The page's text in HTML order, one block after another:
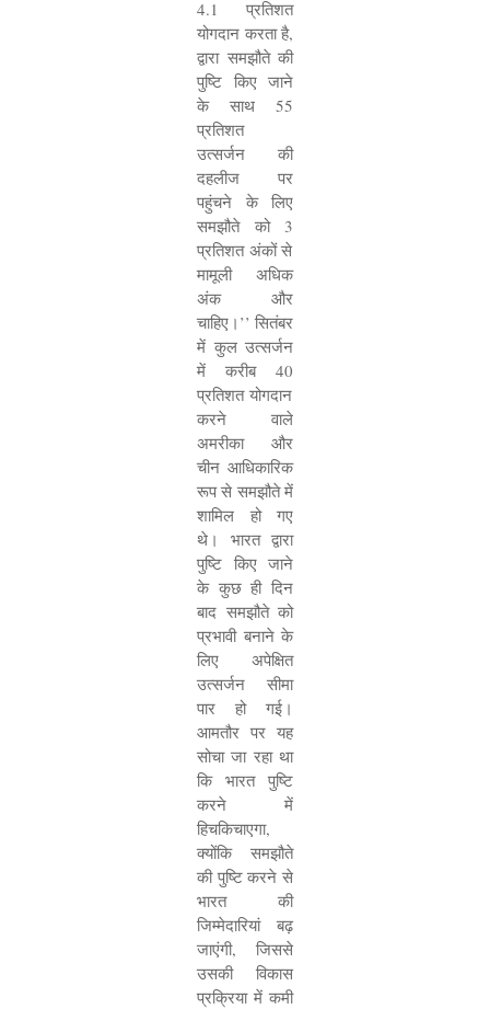
4.1 प्रतिशत
योगदान करता है,
द्वारा समझौते की
पुष्टि किए जाने
के साथ 55
प्रतिशत
उत्सर्जन की
दहलीज पर
पहुंचने के लिए
समझौते को 3
प्रतिशत अंकों से
मामूली अधिक
अंक और
चाहिए। ’’ सितंबर
में कुल उत्सर्जन
में करीब 40
प्रतिशत योगदान
करने वाले
अमरीका और
चीन आधिकारिक
रूप से समझौते में
शामिल हो गए
थे। भारत द्वारा
पुष्टि किए जाने
के कुछ ही दिन
बाद समझौते को
प्रभावी बनाने के
लिए अपेक्षित
उत्सर्जन सीमा
पार हो गई।
आमतौर पर यह
सोचा जा रहा था
कि भारत पुष्टि
करने में
हिचकिचाएगा,
क्योंकि समझौते
की पुष्टि करने से
भारत की
जिम्मेदारियां बढ़
जाएंगी, जिससे
उसकी विकास
प्रक्रिया में कमी